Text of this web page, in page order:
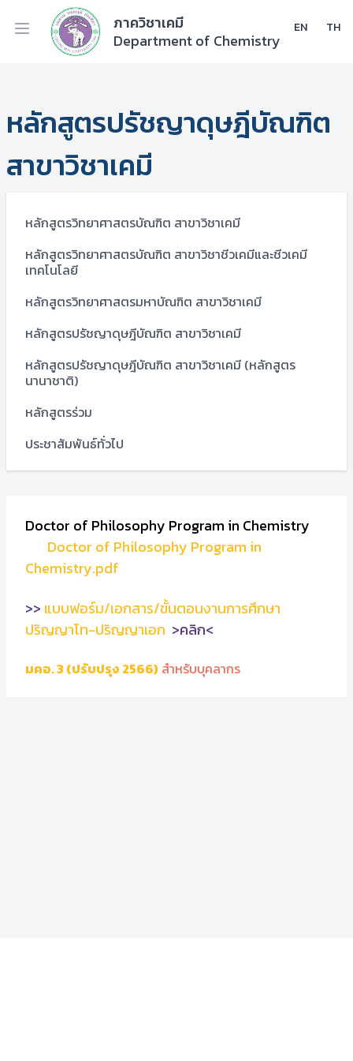
ภาควิชาเคมี
Department of Chemistry
EN TH
หลักสูตรปรัชญาดุษฎีบัณฑิต
สาขาวิชาเคมี
หลักสูตรวิทยาศาสตรบัณฑิต สาขาวิชาเคมี
หลักสูตรวิทยาศาสตรบัณฑิต สาขาวิชาชีวเคมีและชีวเคมี
เทคโนโลยี
หลักสูตรวิทยาศาสตรมหาบัณฑิต สาขาวิชาเคมี
หลักสูตรปรัชญาดุษฎีบัณฑิต สาขาวิชาเคมี
หลักสูตรปรัชญาดุษฎีบัณฑิต สาขาวิชาเคมี (หลักสูตร
นานาชาติ)
หลักสูตรร่วม
ประชาสัมพันธ์ทั่วไป
Doctor of Philosophy Program in Chemistry
Doctor of Philosophy Program in
Chemistry.pdf
>> แบบฟอร์ม/เอกสาร/ขั้นตอนงานการศึกษา
ปริญญาโท-ปริญญาเอก >คลิก<
มคอ. 3 (ปรับปรุง 2566) สำหรับบุคลากร